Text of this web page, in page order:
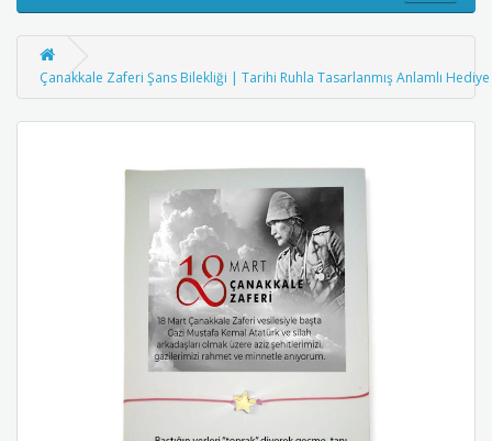
Çanakkale Zaferi Şans Bilekliği | Tarihi Ruhla Tasarlanmış Anlamlı Hediye